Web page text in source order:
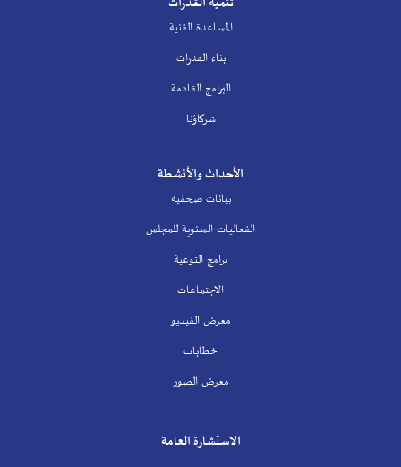
المساعدة الفنية
بناء القدرات
البرامج القادمة
شركاؤنا
الأحداث والأنشطة
بيانات صحفية
الفعاليات السنوية للمجلس
برامج التوعية
الاجتماعات
معرض الفيديو
خطابات
معرض الصور
الاستشارة العامة